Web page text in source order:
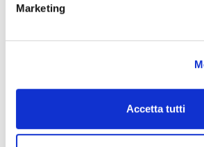
Marketing
Accetta tutti
EXCURSION NAT FOLK SG